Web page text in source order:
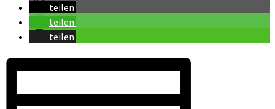
teilen
teilen
teilen